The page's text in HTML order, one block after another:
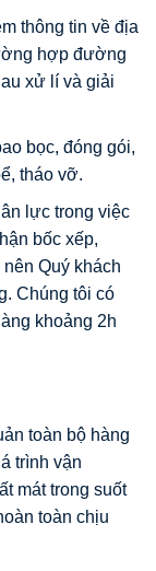
thông tin về địa
hợp đường
xử lí và giải
bọc, đóng gói,
tháo vỡ.
lực trong việc
bốc xếp,
Quý khách
Chúng tôi có
khoảng 2h
toàn bộ hàng
trình vận
mát trong suốt
toàn chịu